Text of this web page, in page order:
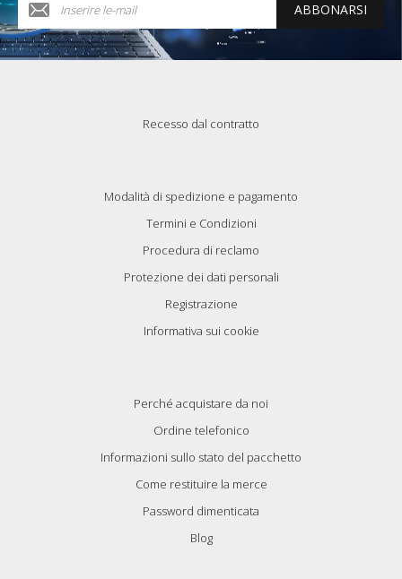
ABBONARSI
Recesso dal contratto
Modalità di spedizione e pagamento
Termini e Condizioni
Procedura di reclamo
Protezione dei dati personali
Registrazione
Informativa sui cookie
Perché acquistare da noi
Ordine telefonico
Informazioni sullo stato del pacchetto
Come restituire la merce
Password dimenticata
Blog